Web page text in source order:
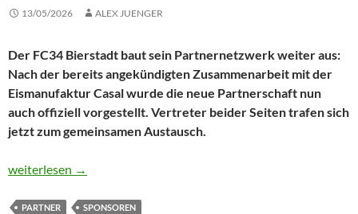
13/05/2026 ALEX JUENGER
Der FC34 Bierstadt baut sein Partnernetzwerk weiter aus:
Nach der bereits angekündigten Zusammenarbeit mit der
Eismanufaktur Casal wurde die neue Partnerschaft nun
auch offiziell vorgestellt. Vertreter beider Seiten trafen sich
jetzt zum gemeinsamen Austausch.
Handschlag für die Zusammenarbeit: FC34 und Eismanufaktur
weiterlesen →
PARTNER SPONSOREN